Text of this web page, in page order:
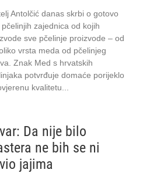
Antolčić danas skrbi o gotovo
zajednica od kojih
sve pčelinje proizvode – od
vrsta meda od pčelinjeg
Znak Med s hrvatskih
potvrđuje domaće porijeklo
kvalitetu
Da nije bilo
ne bih se ni
jajima